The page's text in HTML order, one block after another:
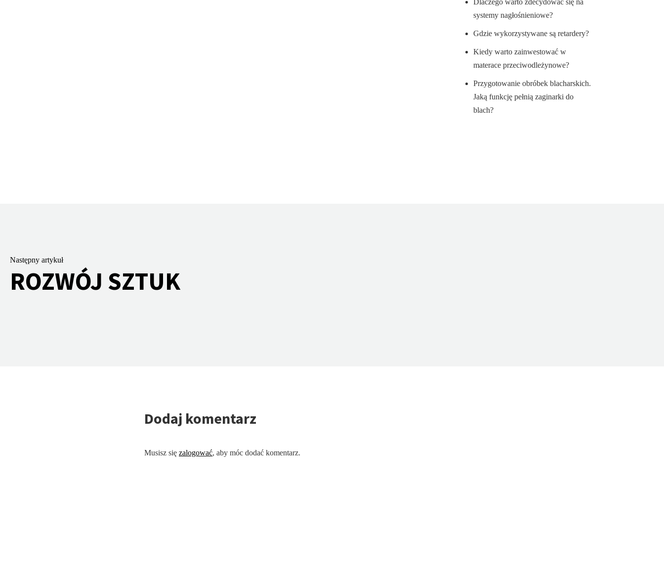
Dlaczego warto zdecydować się na
systemy nagłośnieniowe?
Gdzie wykorzystywane są retardery?
Kiedy warto zainwestować w
materace przeciwodleżynowe?
Przygotowanie obróbek blacharskich.
Jaką funkcję pełnią zaginarki do
blach?
Następny artykuł
ROZWÓJ SZTUK
Dodaj komentarz
Musisz się zalogować, aby móc dodać komentarz.